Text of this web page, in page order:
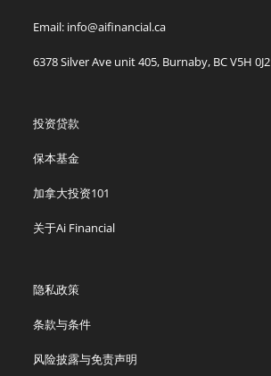
Email: info@aifinancial.ca
6378 Silver Ave unit 405, Burnaby, BC V5H 0J2
投资贷款
保本基金
加拿大投资101
关于Ai Financial
隐私政策
条款与条件
风险披露与免责声明